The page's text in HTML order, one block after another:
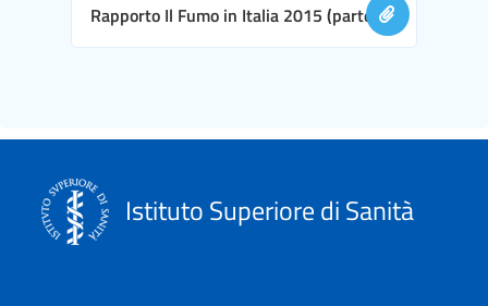
Rapporto Il Fumo in Italia 2015 (parte II)
Istituto Superiore di Sanità